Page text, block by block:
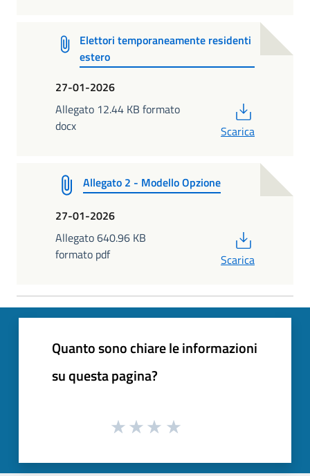
Elettori temporaneamente residenti
estero
27-01-2026
Allegato 12.44 KB formato
docx
Scarica
Allegato 2 - Modello Opzione
27-01-2026
Allegato 640.96 KB
formato pdf
Scarica
Quanto sono chiare le informazioni
su questa pagina?